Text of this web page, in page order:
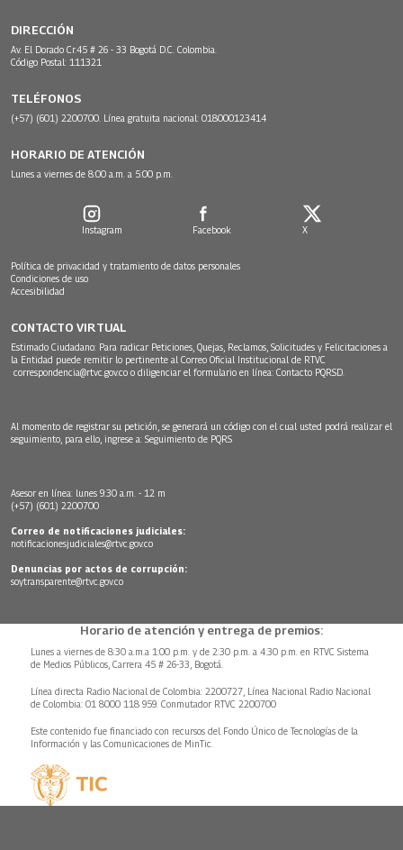
DIRECCIÓN
Av. El Dorado Cr.45 # 26 - 33 Bogotá D.C. Colombia.
Código Postal: 111321
TELÉFONOS
(+57) (601) 2200700. Línea gratuita nacional: 018000123414
HORARIO DE ATENCIÓN
Lunes a viernes de 8:00 a.m. a 5:00 p.m.
Instagram Facebook X
Política de privacidad y tratamiento de datos personales
Condiciones de uso
Accesibilidad
CONTACTO VIRTUAL
Estimado Ciudadano: Para radicar Peticiones, Quejas, Reclamos, Solicitudes y Felicitaciones a
la Entidad puede remitir lo pertinente al Correo Oficial Institucional de RTVC
correspondencia@rtvc.gov.co o diligenciar el formulario en línea: Contacto PQRSD.
Al momento de registrar su petición, se generará un código con el cual usted podrá realizar el
seguimiento, para ello, ingrese a: Seguimiento de PQRS
Asesor en línea: lunes 9:30 a.m. - 12 m
(+57) (601) 2200700
Correo de notificaciones judiciales:
notificacionesjudiciales@rtvc.gov.co
Denuncias por actos de corrupción:
soytransparente@rtvc.gov.co
Horario de atención y entrega de premios:
Lunes a viernes de 8:30 a.m.a 1:00 p.m. y de 2:30 p.m. a 4:30 p.m. en RTVC Sistema
de Medios Públicos, Carrera 45 # 26-33, Bogotá.
Línea directa Radio Nacional de Colombia: 2200727, Línea Nacional Radio Nacional
de Colombia: 01 8000 118 959. Conmutador RTVC 2200700
Este contenido fue financiado con recursos del Fondo Único de Tecnologías de la
Información y las Comunicaciones de MinTic.